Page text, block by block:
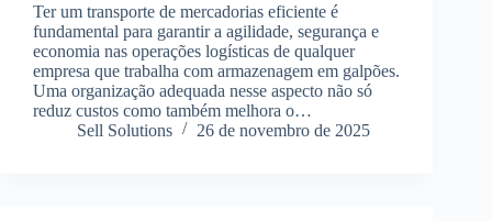
Ter um transporte de mercadorias eficiente é
fundamental para garantir a agilidade, segurança e
economia nas operações logísticas de qualquer
empresa que trabalha com armazenagem em galpões.
Uma organização adequada nesse aspecto não só
reduz custos como também melhora o…
Sell Solutions
26 de novembro de 2025